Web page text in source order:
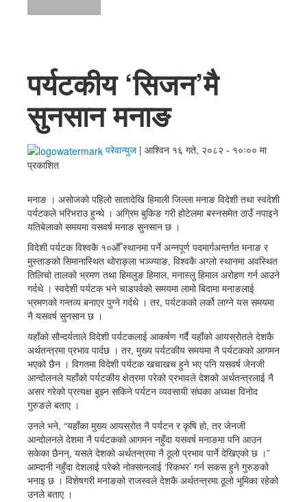
पर्यटकीय ‘सिजन’मै
सुनसान मनाङ
परेवान्युज| आश्विन १६ गते, २०८२ - १०ः०० मा
प्रकाशित
मनाङ । असोजको पहिलो सातादेखि हिमाली जिल्ला मनाङ विदेशी तथा स्वदेशी
पर्यटकले भरिभराउ हुन्थे । अग्रिम बुकिङ गरी होटेलमा बस्नसमेत ठाउँ नपाइने
यतिबेलाको समयमा यसवर्ष मनाङ सुनसान छ ।
विदेशी पर्यटक विश्वकै १०औँ स्थानमा पर्ने अन्नपूर्ण पदमार्गअन्तर्गत मनाङ र
मुस्ताङको सिमानास्थित थोराङ्ला भञ्ज्याङ, विश्वकै अग्लो स्थानमा अवस्थित
तिलिचो तालको भ्रमण तथा हिमलुङ हिमाल, मनास्लु हिमाल अरोहण गर्न आउने
गर्दथे । स्वदेशी पर्यटक भने चाडपर्वको समयमा लामो बिदामा मनाङलाई
भ्रमणको गन्तव्य बनाएर पुग्ने गर्दथे । तर, पर्यटकको लर्को लाग्ने यस समयमा
नै यसवर्ष सुनसान छ ।
यहाँको सौन्दर्यताले विदेशी पर्यटकलाई आकर्षण गर्दै यहाँको आयस्रोतले देशकै
अर्थतन्त्रमा प्रभाव पार्दछ । तर, मुख्य पर्यटकीय समयमा नै पर्यटकको आगमन
भएको छैन । विगतमा विदेशी पर्यटक खचाखच हुने भए पनि यसवर्ष जेनजी
आन्दोलनले यहाँको पर्यटकीय क्षेत्रमा परेको प्रभावले देशको अर्थतन्त्रलाई नै
असर गरेको प्रत्यक्ष बुझ्न सकिने पर्यटन व्यवसायी संघका अध्यक्ष विनोद
गुरुङले बताए ।
उनले भने, “यहाँका मुख्य आयस्रोत नै पर्यटन र कृषि हो, तर जेनजी
आन्दोलनले देशमा नै पर्यटकको आगमन नहुँदा यसवर्ष मनाङमा पनि आउन
सकेका छैनन्, यसले देशको अर्थतन्त्रमा नै ठूलो प्रभाव पार्ने देखिएको छ ।”
आम्दानी नहुँदा देशलाई परेको नोक्सानलाई ‘रिकभर’ गर्न सकस हुने गुरुङको
भनाइ छ । विशेषगरी मनाङको राजस्वले देशकै अर्थतन्त्रमा ठूलो भूमिका रहेको
उनले बताए ।